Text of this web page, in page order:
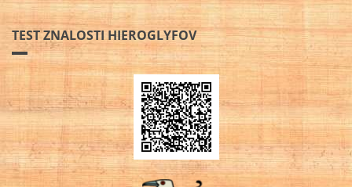
TEST ZNALOSTI HIEROGLYFOV